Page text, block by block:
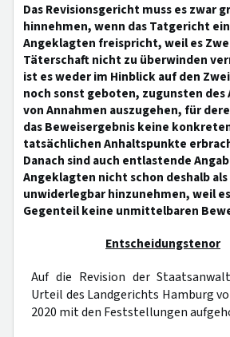
Das Revisionsgericht muss es zwar
hinnehmen, wenn das Tatgericht
Angeklagten freispricht, weil es
Täterschaft nicht zu überwinden
ist es weder im Hinblick auf den
noch sonst geboten, zugunsten des
von Annahmen auszugehen, für
das Beweisergebnis keine
tatsächlichen Anhaltspunkte
Danach sind auch entlastende
Angeklagten nicht schon deshalb als
unwiderlegbar hinzunehmen, weil
Gegenteil keine unmittelbaren
Entscheidungstenor
Auf die Revision der
Urteil des Landgerichts Hamburg
2020 mit den Feststellungen